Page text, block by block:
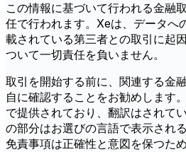
この情報に基づいて行われる金融
任で行われます。Xeは、データへ
載されている第三者との取引に起
ついて一切責任を負いません。
取引を開始する前に、関連する金
自に確認することをお勧めします
で提供されており、翻訳はされて
の部分はお選びの言語で表示され
免責事項は正確性と意図を保つた